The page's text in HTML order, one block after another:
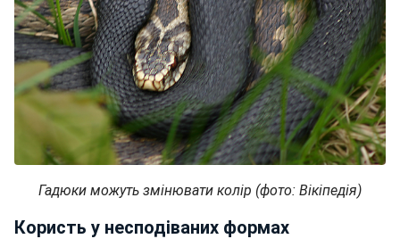
Гадюки можуть змінювати колір (фото: Вікіпедія)
Користь у несподіваних формах